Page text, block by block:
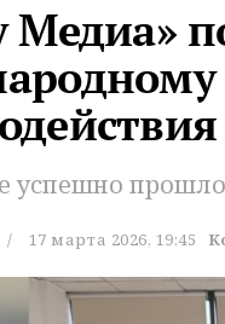
Медиа»
успешно
17 марта 2026, 19:45